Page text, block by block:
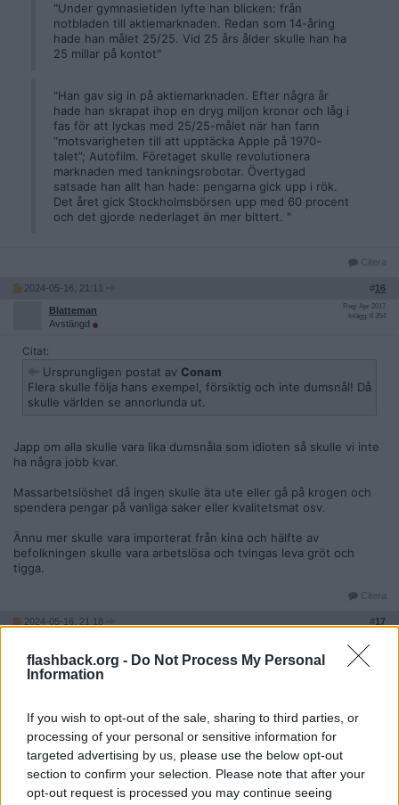
flashback.org - Do Not Process My Personal
Information
If you wish to opt-out of the sale, sharing to third parties, or
processing of your personal or sensitive information for
targeted advertising by us, please use the below opt-out
section to confirm your selection. Please note that after your
opt-out request is processed you may continue seeing
"Under gymnasietiden lyfte han blicken: från
notbladen till aktiemarknaden. Redan som 14-åring
hade han målet 25/25. Vid 25 års ålder skulle han ha
25 millar på kontot"
"Han gav sig in på aktiemarknaden. Efter några år
hade han skrapat ihop en dryg miljon kronor och låg i
fas för att lyckas med 25/25-målet när han fann
”motsvarigheten till att upptäcka Apple på 1970-
talet”; Autofilm. Företaget skulle revolutionera
marknaden med tankningsrobotar. Övertygad
satsade han allt han hade: pengarna gick upp i rök.
Det året gick Stockholmsbörsen upp med 60 procent
och det gjorde nederlaget än mer bittert. "
Citera
2024-05-16, 21:11 #16
Blatteman
Avstängd
Reg: Apr 2017
Inlägg: 6 354
Citat:
Ursprungligen postat av Conam
Flera skulle följa hans exempel, försiktig och inte dumsnål! Då
skulle världen se annorlunda ut.
Japp om alla skulle vara lika dumsnåla som idioten så skulle vi inte
ha några jobb kvar.
Massarbetslöshet då ingen skulle äta ute eller gå på krogen och
spendera pengar på vanliga saker eller kvalitetsmat osv.
Ännu mer skulle vara importerat från kina och hälfte av
befolkningen skulle vara arbetslösa och tvingas leva gröt och
tigga.
Citera
2024-05-16, 21:18 #17
Medlem
Inlägg: 6 015
Han måste vara psykiskt sjuk.
2024-05-16, 21:20
ehehhas